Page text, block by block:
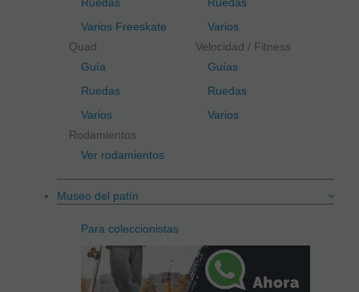
Varios Freeskate
Varios
Quad
Guía
Ruedas
Varios
Velocidad / Fitness
Guías
Ruedas
Varios
Rodamientos
Ver rodamientos
Museo del patín
Para coleccionistas